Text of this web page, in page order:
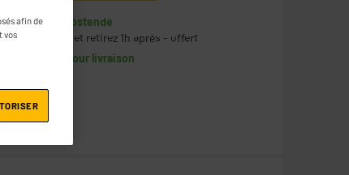
En stock à Oostende
Commandez et retirez 1h après - offert
Disponible pour livraison
afin de
vos